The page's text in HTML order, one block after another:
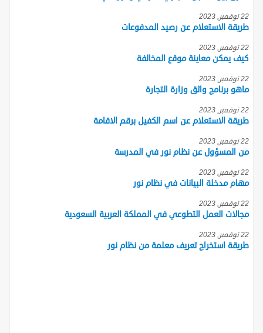
22 نوفمبر, 2023
طريقة الاستعلام عن رصيد المدفوعات
22 نوفمبر, 2023
كيف يمكن معاينة موقع المخالفة
22 نوفمبر, 2023
ماهو برنامج واثق وزارة التجارة
22 نوفمبر, 2023
طريقة الاستعلام عن اسم الكفيل برقم الاقامة
22 نوفمبر, 2023
من المسؤول عن نظام نور في المدرسة
22 نوفمبر, 2023
مهام مدخلة البيانات في نظام نور
22 نوفمبر, 2023
مجالات العمل التطوعي في المملكة العربية السعودية
22 نوفمبر, 2023
طريقة استخراج تعريف معلمة من نظام نور